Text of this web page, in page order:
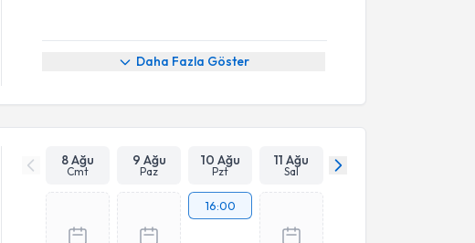
Daha Fazla Göster
8 Ağu
Cmt
9 Ağu
Paz
10 Ağu
Pzt
11 Ağu
Sal
16:00